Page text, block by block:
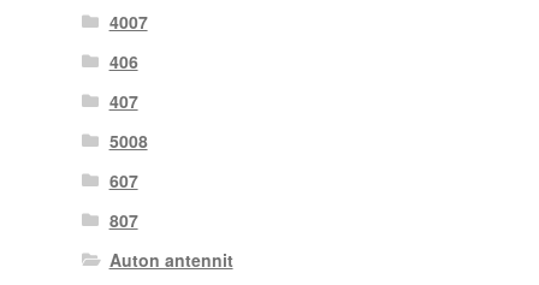
4007
406
407
5008
607
807
Auton antennit